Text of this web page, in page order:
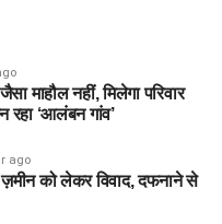
माहौल नहीं, मिलेगा परिवार
रहा ‘आलंबन गांव’
ago
ज़मीन को लेकर विवाद, दफनाने से